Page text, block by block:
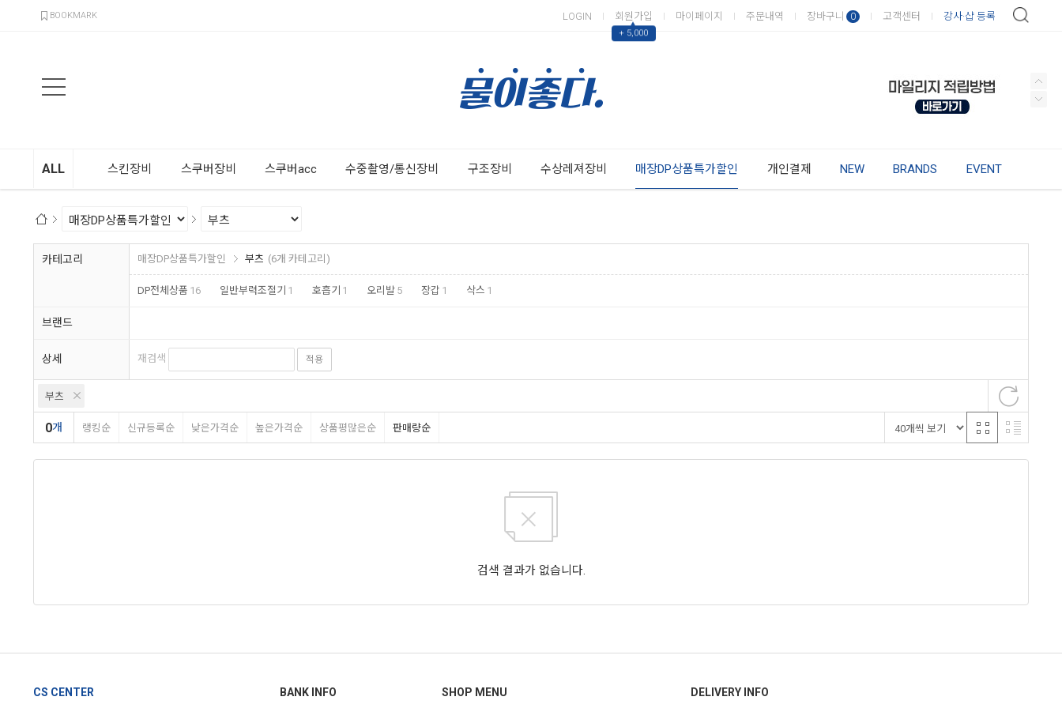
BOOKMARK LOGIN 회원가입
▲
+ 5,000
마이페이지 주문내역 장바구니 0 고객센터 강사·샵 등록
ALL 스킨장비 스쿠버장비 스쿠버acc 수중촬영/통신장비 구조장비 수상레져장비 매장DP상품특가할인 개인결제 NEW BRANDS EVENT
카테고리 매장DP상품특가할인 부츠 (6개 카테고리)
DP전체상품 16 일반부력조절기 1 호흡기 1 오리발 5 장갑 1 삭스 1
브랜드
상세 재검색 적용
부츠
0개 랭킹순 신규등록순 낮은가격순 높은가격순 상품평많은순 판매량순
검색 결과가 없습니다.
CS CENTER BANK INFO SHOP MENU DELIVERY INFO